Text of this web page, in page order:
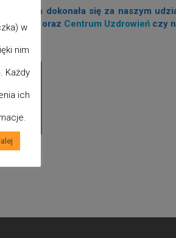
dokonała się za naszym
News oraz Centrum Uzdrowień czy
w
nim
Każdy
ich